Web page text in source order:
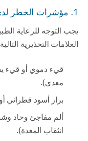
1. مؤشرات الخطر لدى البالغين
يجب التوجه للرعاية
العلامات التحذيرية
قيء دموي أو قيء
معدي).
براز أسود قطراني
ألم مفاجئ وحاد
انثقاب المعدة).